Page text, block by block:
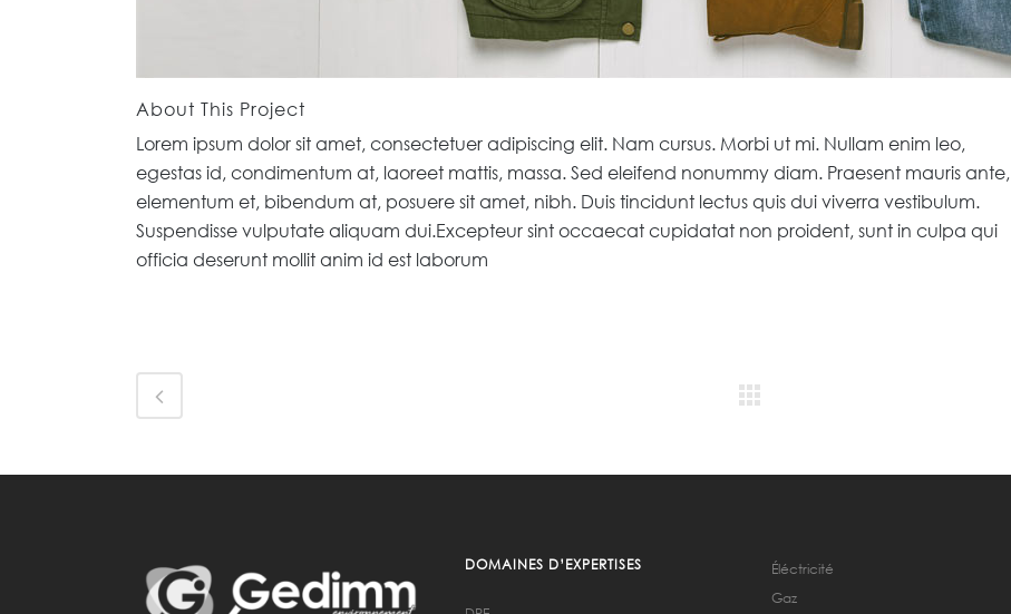
About This Project
Lorem ipsum dolor sit amet, consectetuer adipiscing elit. Nam cursus. Morbi ut mi. Nullam enim leo,
egestas id, condimentum at, laoreet mattis, massa. Sed eleifend nonummy diam. Praesent mauris ante,
elementum et, bibendum at, posuere sit amet, nibh. Duis tincidunt lectus quis dui viverra vestibulum.
Suspendisse vulputate aliquam dui.Excepteur sint occaecat cupidatat non proident, sunt in culpa qui
officia deserunt mollit anim id est laborum
DOMAINES D’EXPERTISES
Éléctricité
Gaz